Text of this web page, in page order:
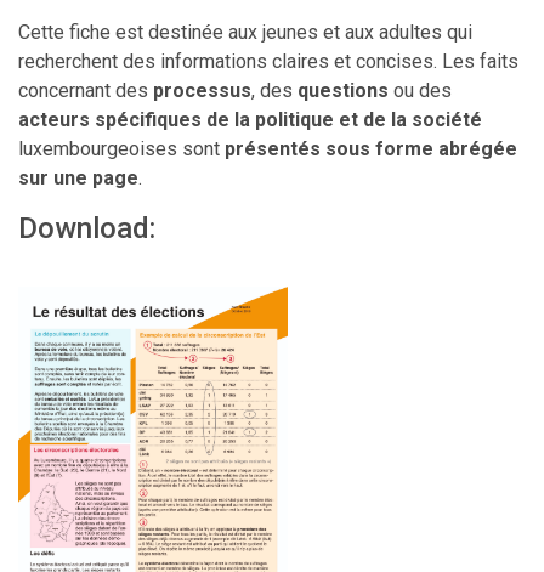
Cette fiche est destinée aux jeunes et aux adultes qui
recherchent des informations claires et concises. Les faits
concernant des processus, des questions ou des
acteurs spécifiques de la politique et de la société
luxembourgeoises sont présentés sous forme abrégée
sur une page.
Download: